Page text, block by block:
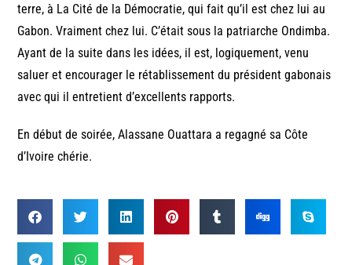
terre, à La Cité de la Démocratie, qui fait qu’il est chez lui au
Gabon. Vraiment chez lui. C’était sous la patriarche Ondimba.
Ayant de la suite dans les idées, il est, logiquement, venu
saluer et encourager le rétablissement du président gabonais
avec qui il entretient d’excellents rapports.
En début de soirée, Alassane Ouattara a regagné sa Côte
d’Ivoire chérie.